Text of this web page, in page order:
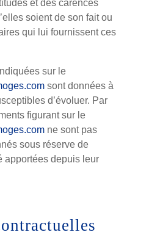
et des carences
soient de son fait ou
qui lui fournissent ces
sur le
sont données à
d’évoluer. Par
figurant sur le
ne sont pas
sous réserve de
apportées depuis leur